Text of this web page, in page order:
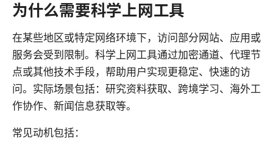
为什么需要科学上网工具
在某些地区或特定网络环境下，访问部分网站、应用或
服务会受到限制。科学上网工具通过加密通道、代理节
点或其他技术手段，帮助用户实现更稳定、快速的访
问。实际场景包括：研究资料获取、跨境学习、海外工
作协作、新闻信息获取等。
常见动机包括：